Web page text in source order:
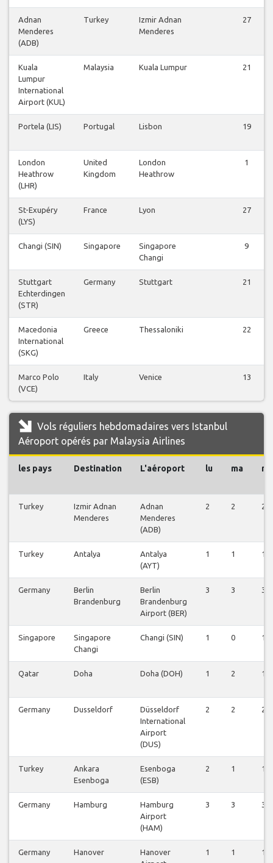
Adnan
Menderes
(ADB)
Turkey
Izmir Adnan
Menderes
27
Kuala
Lumpur
International
Airport (KUL)
Malaysia Kuala Lumpur 21
Portela (LIS) Portugal Lisbon 19
London
Heathrow
(LHR)
United
Kingdom
London
Heathrow
1
St-Exupéry
(LYS)
France Lyon 27
Changi (SIN) Singapore
Singapore
Changi
9
Stuttgart
Echterdingen
(STR)
Germany Stuttgart 21
Macedonia
International
(SKG)
Greece Thessaloniki 22
Marco Polo
(VCE)
Italy Venice 13
Vols réguliers hebdomadaires vers Istanbul
Aéroport opérés par Malaysia Airlines
les pays Destination L'aéroport lu ma
Turkey
Izmir Adnan
Menderes
Adnan
Menderes
(ADB)
2 2 2
Turkey Antalya
Antalya
(AYT)
1 1 1
Germany
Berlin
Brandenburg
Berlin
Brandenburg
Airport (BER)
3 3 3
Singapore
Singapore
Changi
Changi (SIN) 1 0 1
Qatar Doha Doha (DOH) 1 2 1
Germany Dusseldorf
Düsseldorf
International
Airport
(DUS)
2 2 2
Turkey
Ankara
Esenboga
Esenboga
(ESB)
2 1 1
Germany Hamburg
Hamburg
Airport
(HAM)
3 3 3
Germany Hanover
Hanover
1 1 1